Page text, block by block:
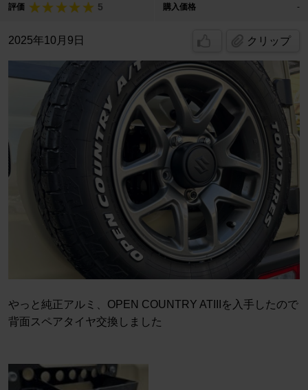
評価 5 購入価格 -
2025年10月9日 クリップ
やっと純正アルミ、OPEN COUNTRY ATIIIを入手したので
背面スペアタイヤ交換しました